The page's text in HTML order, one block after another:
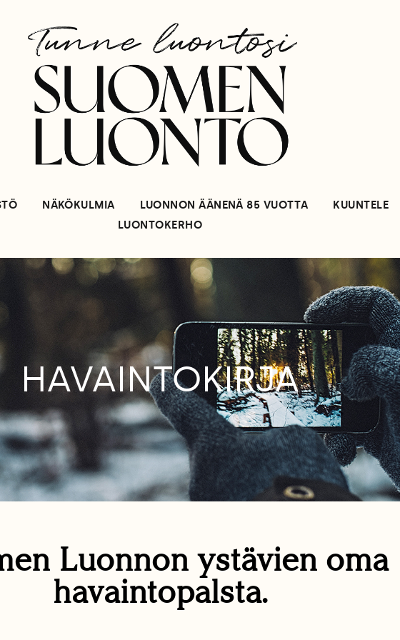
NÄKÖKULMIA LUONNON ÄÄNENÄ 85 VUOTTA KUUNTELE
LUONTOKERHO
HAVAINTOKIRJA
Luonnon ystävien oma
havaintopalsta.